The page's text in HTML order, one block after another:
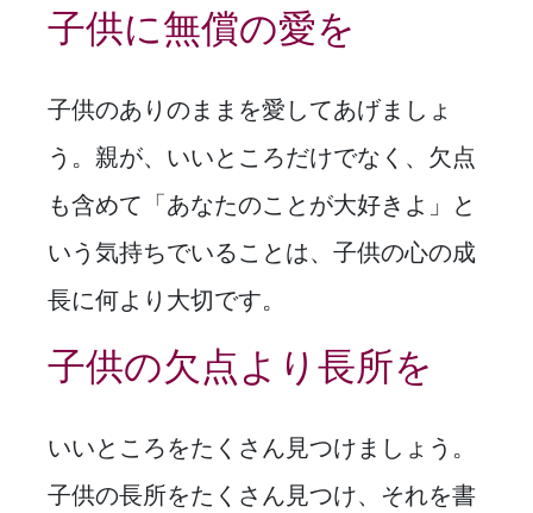
子供に無償の愛を
子供のありのままを愛してあげましょ
う。親が、いいところだけでなく、欠点
も含めて「あなたのことが大好きよ」と
いう気持ちでいることは、子供の心の成
長に何より大切です。
子供の欠点より長所を
いいところをたくさん見つけましょう。
子供の長所をたくさん見つけ、それを書